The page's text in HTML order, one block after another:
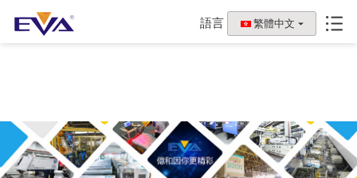
語言 繁體中文